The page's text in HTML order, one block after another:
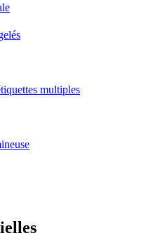
multiples